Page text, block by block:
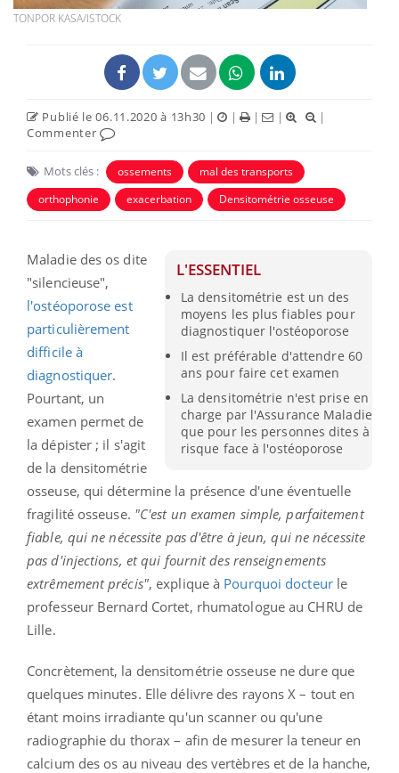
TONPOR KASA/ISTOCK
Publié le 06.11.2020 à 13h30 | | | |
|
Commenter
Mots clés : ossements
mal des transports
orthophonie
exacerbation Densitométrie osseuse
L'ESSENTIEL
La densitométrie est un des
moyens les plus fiables pour
diagnostiquer l'ostéoporose
Il est préférable d'attendre 60
ans pour faire cet examen
La densitométrie n'est prise en
charge par l'Assurance Maladie
que pour les personnes dites à
risque face à l'ostéoporose
Maladie des os dite
"silencieuse",
l'ostéoporose est
particulièrement
difficile à
diagnostiquer.
Pourtant, un
examen permet de
la dépister ; il s'agit
de la densitométrie
osseuse, qui détermine la présence d'une éventuelle
fragilité osseuse. "C'est un examen simple, parfaitement
fiable, qui ne nécessite pas d'être à jeun, qui ne nécessite
pas d'injections, et qui fournit des renseignements
extrêmement précis", explique à Pourquoi docteurle
professeur Bernard Cortet, rhumatologue au CHRU de
Lille.
Concrètement, la densitométrie osseuse ne dure que
quelques minutes. Elle délivre des rayons X – tout en
étant moins irradiante qu'un scanner ou qu'une
radiographie du thorax – afin de mesurer la teneur en
calcium des os au niveau des vertèbres et de la hanche,